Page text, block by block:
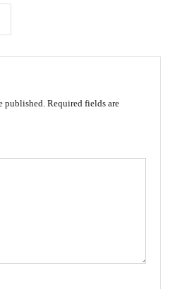
published. Required fields are